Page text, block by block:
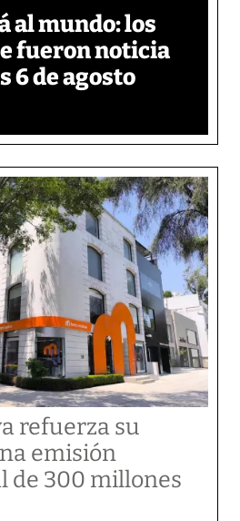
al mundo: los
fueron noticia
6 de agosto
refuerza su
emisión
de 300 millones